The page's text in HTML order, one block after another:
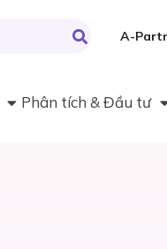
A-
Phân tích & Đầu tư